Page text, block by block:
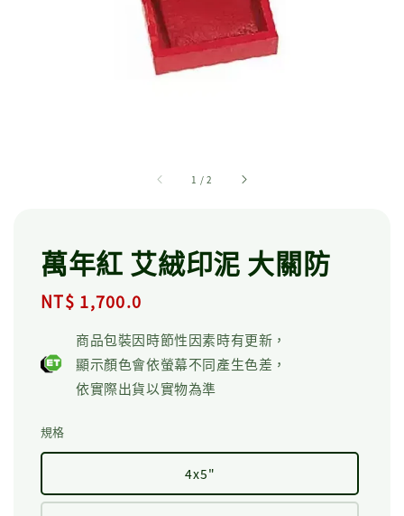
1 /2
萬年紅 艾絨印泥 大關防
Regular
NT$ 1,700.0
商品包裝因時節性因素時有更新，
顯示顏色會依螢幕不同產生色差，
依實際出貨以實物為準
規格
4x5"